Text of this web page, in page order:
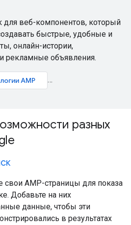
для веб-компонентов, который
быстрые, удобные и
онлайн-истории,
рекламные объявления.
AMP …
разных
свои AMP-страницы для показа
Добавьте на них
данные, чтобы эти
в результатах